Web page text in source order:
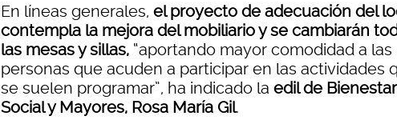
En líneas generales, el proyecto de adecuación del
contempla la mejora del mobiliario y se cambiarán
las mesas y sillas, “aportando mayor comodidad a las
personas que acuden a participar en las actividades
se suelen programar”, ha indicado la edil de Bienestar
Social y Mayores, Rosa María Gil.